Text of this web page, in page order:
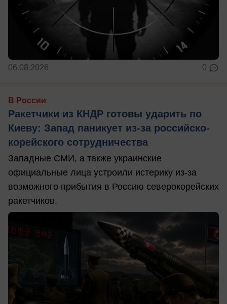
06.08.2026 0
В России
Ракетчики из КНДР готовы ударить по
Киеву: Запад паникует из-за российско-
корейского сотрудничества
Западные СМИ, а также украинские
официальные лица устроили истерику из-за
возможного прибытия в Россию северокорейских
ракетчиков.